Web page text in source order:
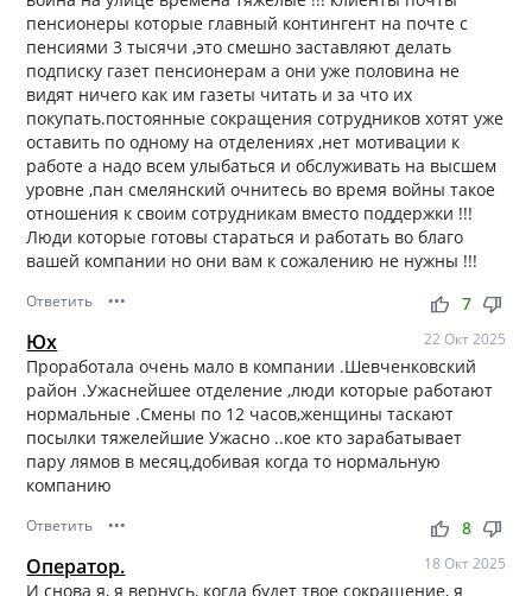
пенсионеры которые главный контингент на почте с
пенсиями 3 тысячи ,это смешно заставляют делать
подписку газет пенсионерам а они уже половина не
видят ничего как им газеты читать и за что их
покупать.постоянные сокращения сотрудников хотят уже
оставить по одному на отделениях ,нет мотивации к
работе а надо всем улыбаться и обслуживать на высшем
уровне ,пан смелянский очнитесь во время войны такое
отношения к своим сотрудникам вместо поддержки !!!
Люди которые готовы стараться и работать во благо
вашей компании но они вам к сожалению не нужны !!!
Ответить ••• thumb_up thumb_down
7
Юх 22 Окт 2025
Проработала очень мало в компании .Шевченковский
район .Ужаснейшее отделение ,люди которые работают
нормальные .Смены по 12 часов,женщины таскают
посылки тяжелейшие Ужасно ..кое кто зарабатывает
пару лямов в месяц,добивая когда то нормальную
компанию
Ответить ••• thumb_up thumb_down
8
Оператор. 18 Окт 2025
И снова я, я вернусь, когда будет твое сокращение, я